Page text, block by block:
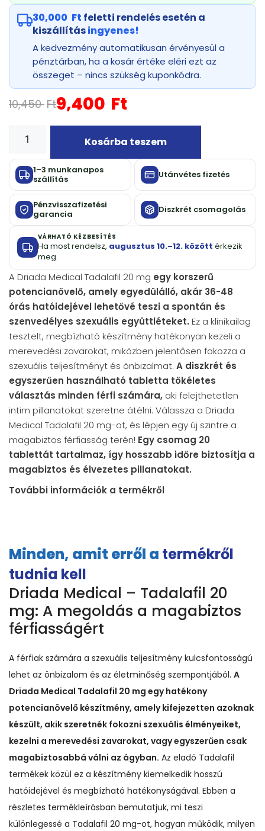
30,000 Ft feletti rendelés esetén a
kiszállításingyenes!
A kedvezmény automatikusan érvényesül a
pénztárban, ha a kosár értéke eléri ezt az
összeget – nincs szükség kuponkódra.
10,450Ft9,400 Ft
Kosárba teszem
1–3 munkanapos
szállítás
Utánvétes fizetés
Pénzvisszafizetési
garancia
Diszkrét csomagolás
VÁRHATÓ KÉZBESÍTÉS
Ha most rendelsz, augusztus 10.–12. között érkezik
meg.
A Driada Medical Tadalafil 20 mg egy korszerű
potencianövelő, amely egyedülálló, akár 36-48
órás hatóidejével lehetővé teszi a spontán és
szenvedélyes szexuális együttléteket. Ez a klinikailag
tesztelt, megbízható készítmény hatékonyan kezeli a
merevedési zavarokat, miközben jelentősen fokozza a
szexuális teljesítményt és önbizalmat. A diszkrét és
egyszerűen használható tabletta tökéletes
választás minden férfi számára, aki felejthetetlen
intim pillanatokat szeretne átélni. Válassza a Driada
Medical Tadalafil 20 mg-ot, és lépjen egy új szintre a
magabiztos férfiasság terén! Egy csomag 20
tablettát tartalmaz, így hosszabb időre biztosítja a
magabiztos és élvezetes pillanatokat.
További információk a termékről
Minden, amit erről a termékről
tudnia kell
Driada Medical – Tadalafil 20
mg: A megoldás a magabiztos
férfiasságért
A férfiak számára a szexuális teljesítmény kulcsfontosságú
lehet az önbizalom és az életminőség szempontjából. A
Driada Medical Tadalafil 20 mg egy hatékony
potencianövelő készítmény, amely kifejezetten azoknak
készült, akik szeretnék fokozni szexuális élményeiket,
kezelni a merevedési zavarokat, vagy egyszerűen csak
magabiztosabbá válni az ágyban. Az eladó Tadalafil
termékek közül ez a készítmény kiemelkedik hosszú
hatóidejével és megbízható hatékonyságával. Ebben a
részletes termékleírásban bemutatjuk, mi teszi
különlegessé a Tadalafil 20 mg-ot, hogyan működik, milyen